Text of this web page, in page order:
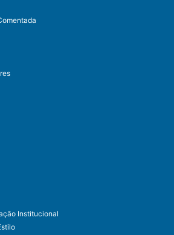
Institucional